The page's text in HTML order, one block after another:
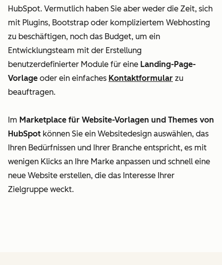
HubSpot. Vermutlich haben Sie aber weder die Zeit, sich
mit Plugins, Bootstrap oder kompliziertem Webhosting
zu beschäftigen, noch das Budget, um ein
Entwicklungsteam mit der Erstellung
benutzerdefinierter Module für eine Landing-Page-
Vorlage oder ein einfaches Kontaktformular zu
beauftragen.
Im Marketplace für Website-Vorlagen und Themes von
HubSpot können Sie ein Websitedesign auswählen, das
Ihren Bedürfnissen und Ihrer Branche entspricht, es mit
wenigen Klicks an Ihre Marke anpassen und schnell eine
neue Website erstellen, die das Interesse Ihrer
Zielgruppe weckt.